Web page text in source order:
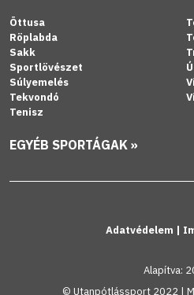
Öttusa
Röplabda
Sakk
Sportlövészet
Súlyemelés
Tekvondó
Tenisz
EGYÉB SPORTÁGAK »
Adatvédelem |
Alapítva:
© Utanpótlássport 2022 |